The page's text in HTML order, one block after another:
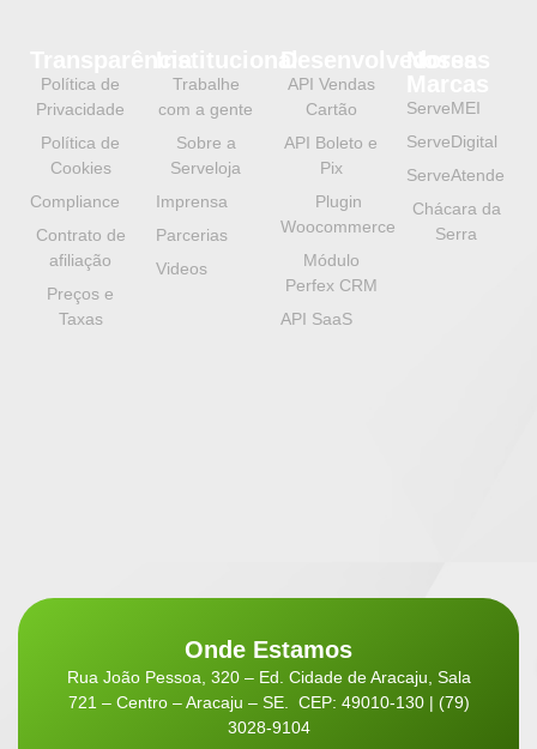
Política de
Privacidade
Política de
Cookies
Compliance
Contrato de
afiliação
Preços e
Taxas
Trabalhe
com a gente
Sobre a
Serveloja
Imprensa
Parcerias
Videos
API Vendas
Cartão
API Boleto e
Pix
Plugin
Woocommerce
Módulo
Perfex CRM
API SaaS
ServeMEI
ServeDigital
ServeAtende
Chácara da
Serra
Onde Estamos
Rua João Pessoa, 320 – Ed. Cidade de Aracaju, Sala
721 – Centro – Aracaju – SE. CEP: 49010-130 | (79)
3028-9104